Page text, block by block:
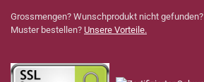
Grossmengen? Wunschprodukt nicht gefunden?
Muster bestellen? Unsere Vorteile.